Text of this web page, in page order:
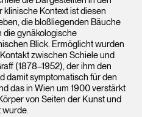
klinische Kontext ist diesen
die bloßliegenden Bäuche
die gynäkologische
Blick. Ermöglicht wurden
zwischen Schiele und
(1878–1952), der ihm den
damit symptomatisch für den
das in Wien um 1900 verstärkt
von Seiten der Kunst und